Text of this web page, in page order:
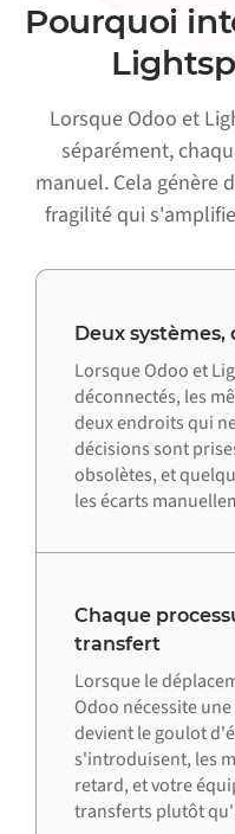
Pourquoi
Lorsque Odoo et
séparément,
manuel. Cela génère
fragilité qui
Deux systèmes,
Lorsque Odoo et
déconnectés, les
deux endroits qui
décisions sont
obsolètes, et
les écarts
Chaque
transfert
Lorsque le
Odoo nécessite
devient le goulot
s'introduisent, les
retard, et votre
transferts plutôt